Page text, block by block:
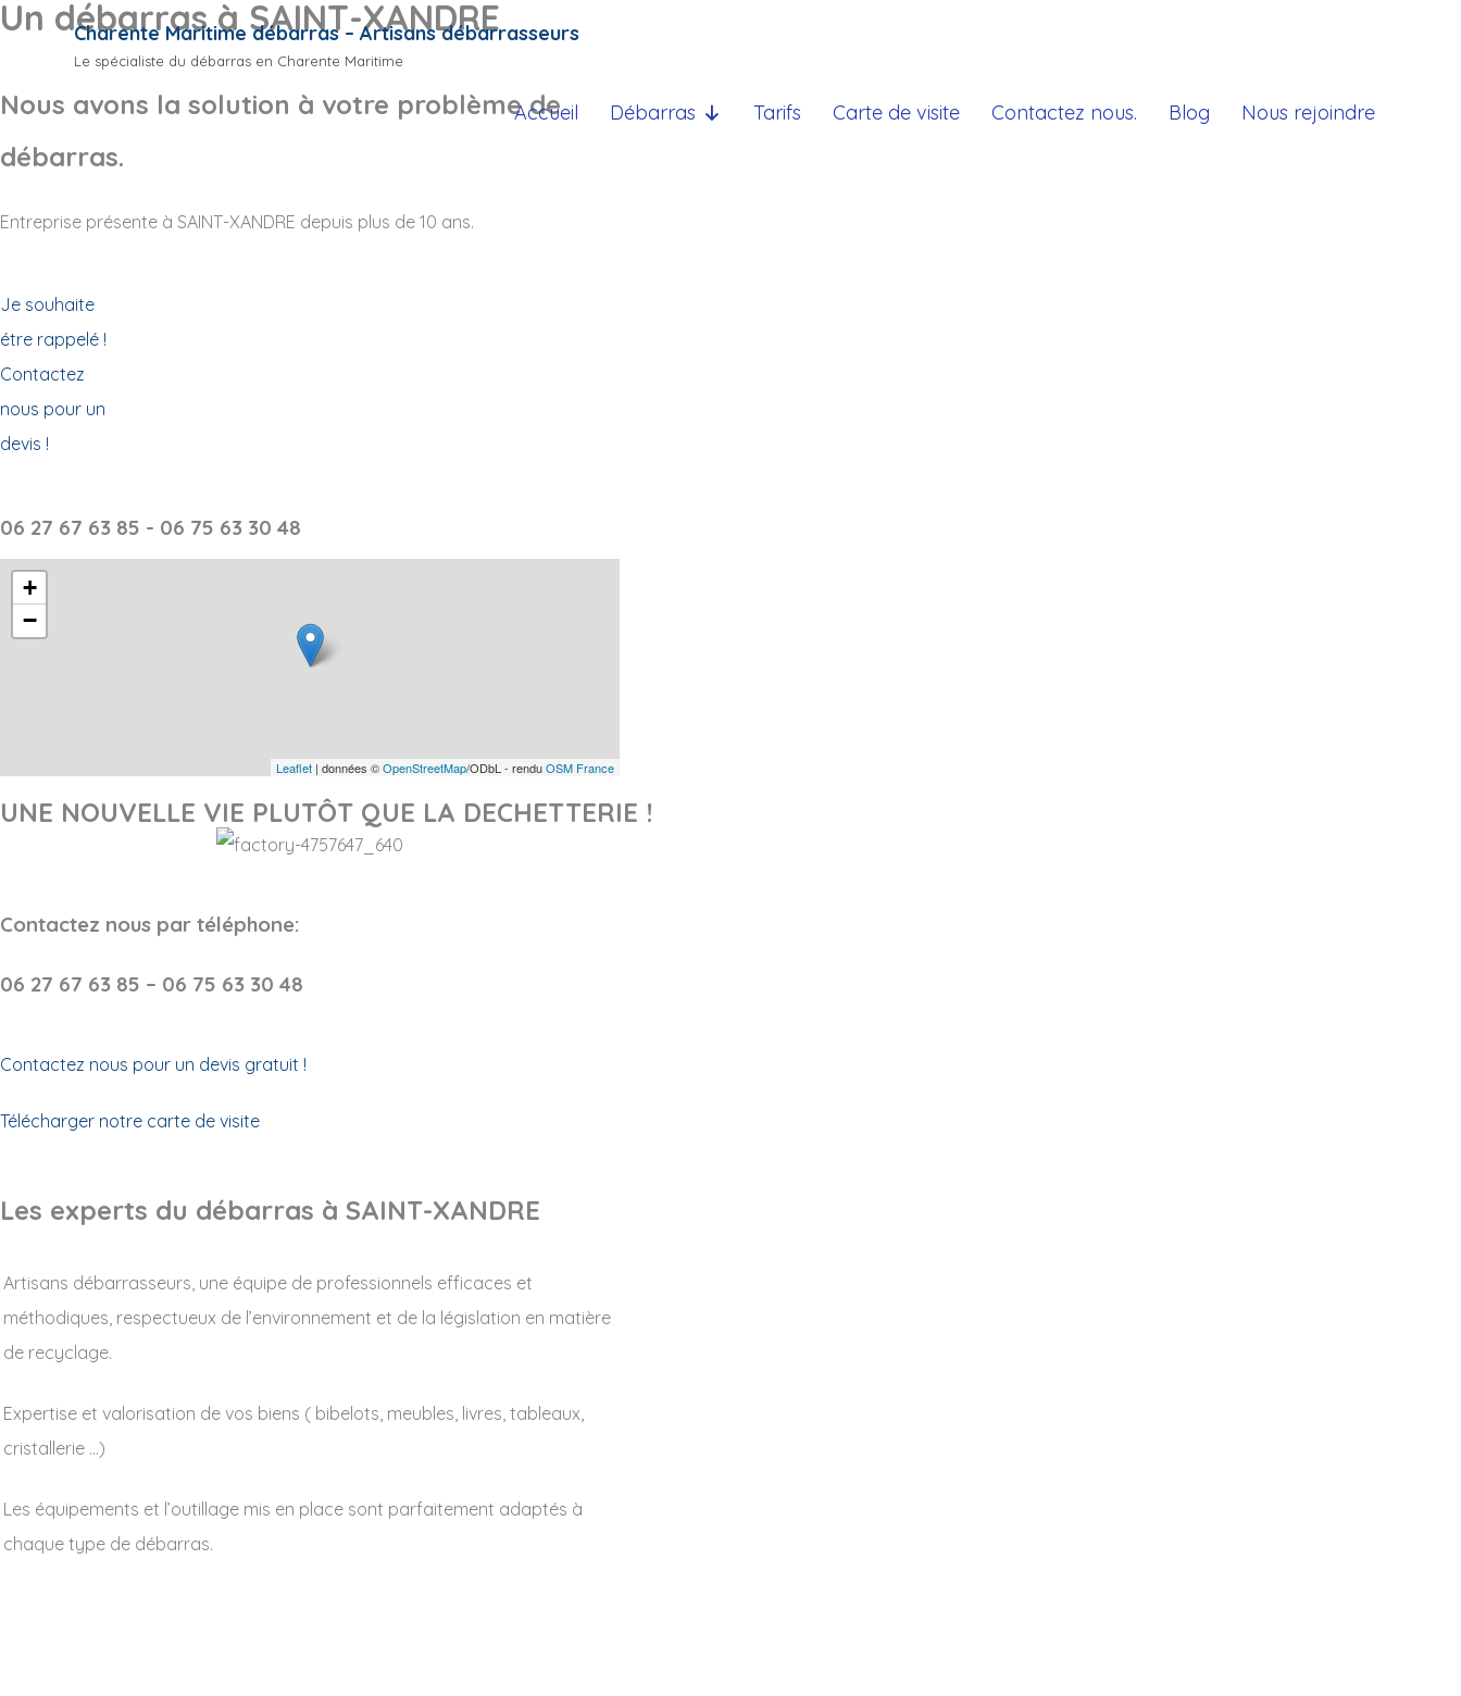
Charente Maritime débarras – Artisans débarrasseurs
Le spécialiste du débarras en Charente Maritime
Accueil Débarras Tarifs Carte de visite Contactez nous. Blog Nous rejoindre
Un débarras à SAINT-XANDRE
Nous avons la solution à votre problème de
débarras.
Entreprise présente à SAINT-XANDRE depuis plus de 10 ans.
Je souhaite
étre rappelé !
Contactez
nous pour un
devis !
06 27 67 63 85 - 06 75 63 30 48
+
−
Leaflet | données ©OpenStreetMap/ODbL - renduOSM France
UNE NOUVELLE VIE PLUTÔT QUE LA DECHETTERIE !
Contactez nous par téléphone:
06 27 67 63 85 – 06 75 63 30 48
Contactez nous pour un devis gratuit !
Télécharger notre carte de visite
Les experts du débarras à SAINT-XANDRE
Artisans débarrasseurs, une équipe de professionnels efficaces et
méthodiques, respectueux de l’environnement et de la législation en matière
de recyclage.
Expertise et valorisation de vos biens ( bibelots, meubles, livres, tableaux,
cristallerie …)
Les équipements et l’outillage mis en place sont parfaitement adaptés à
chaque type de débarras.